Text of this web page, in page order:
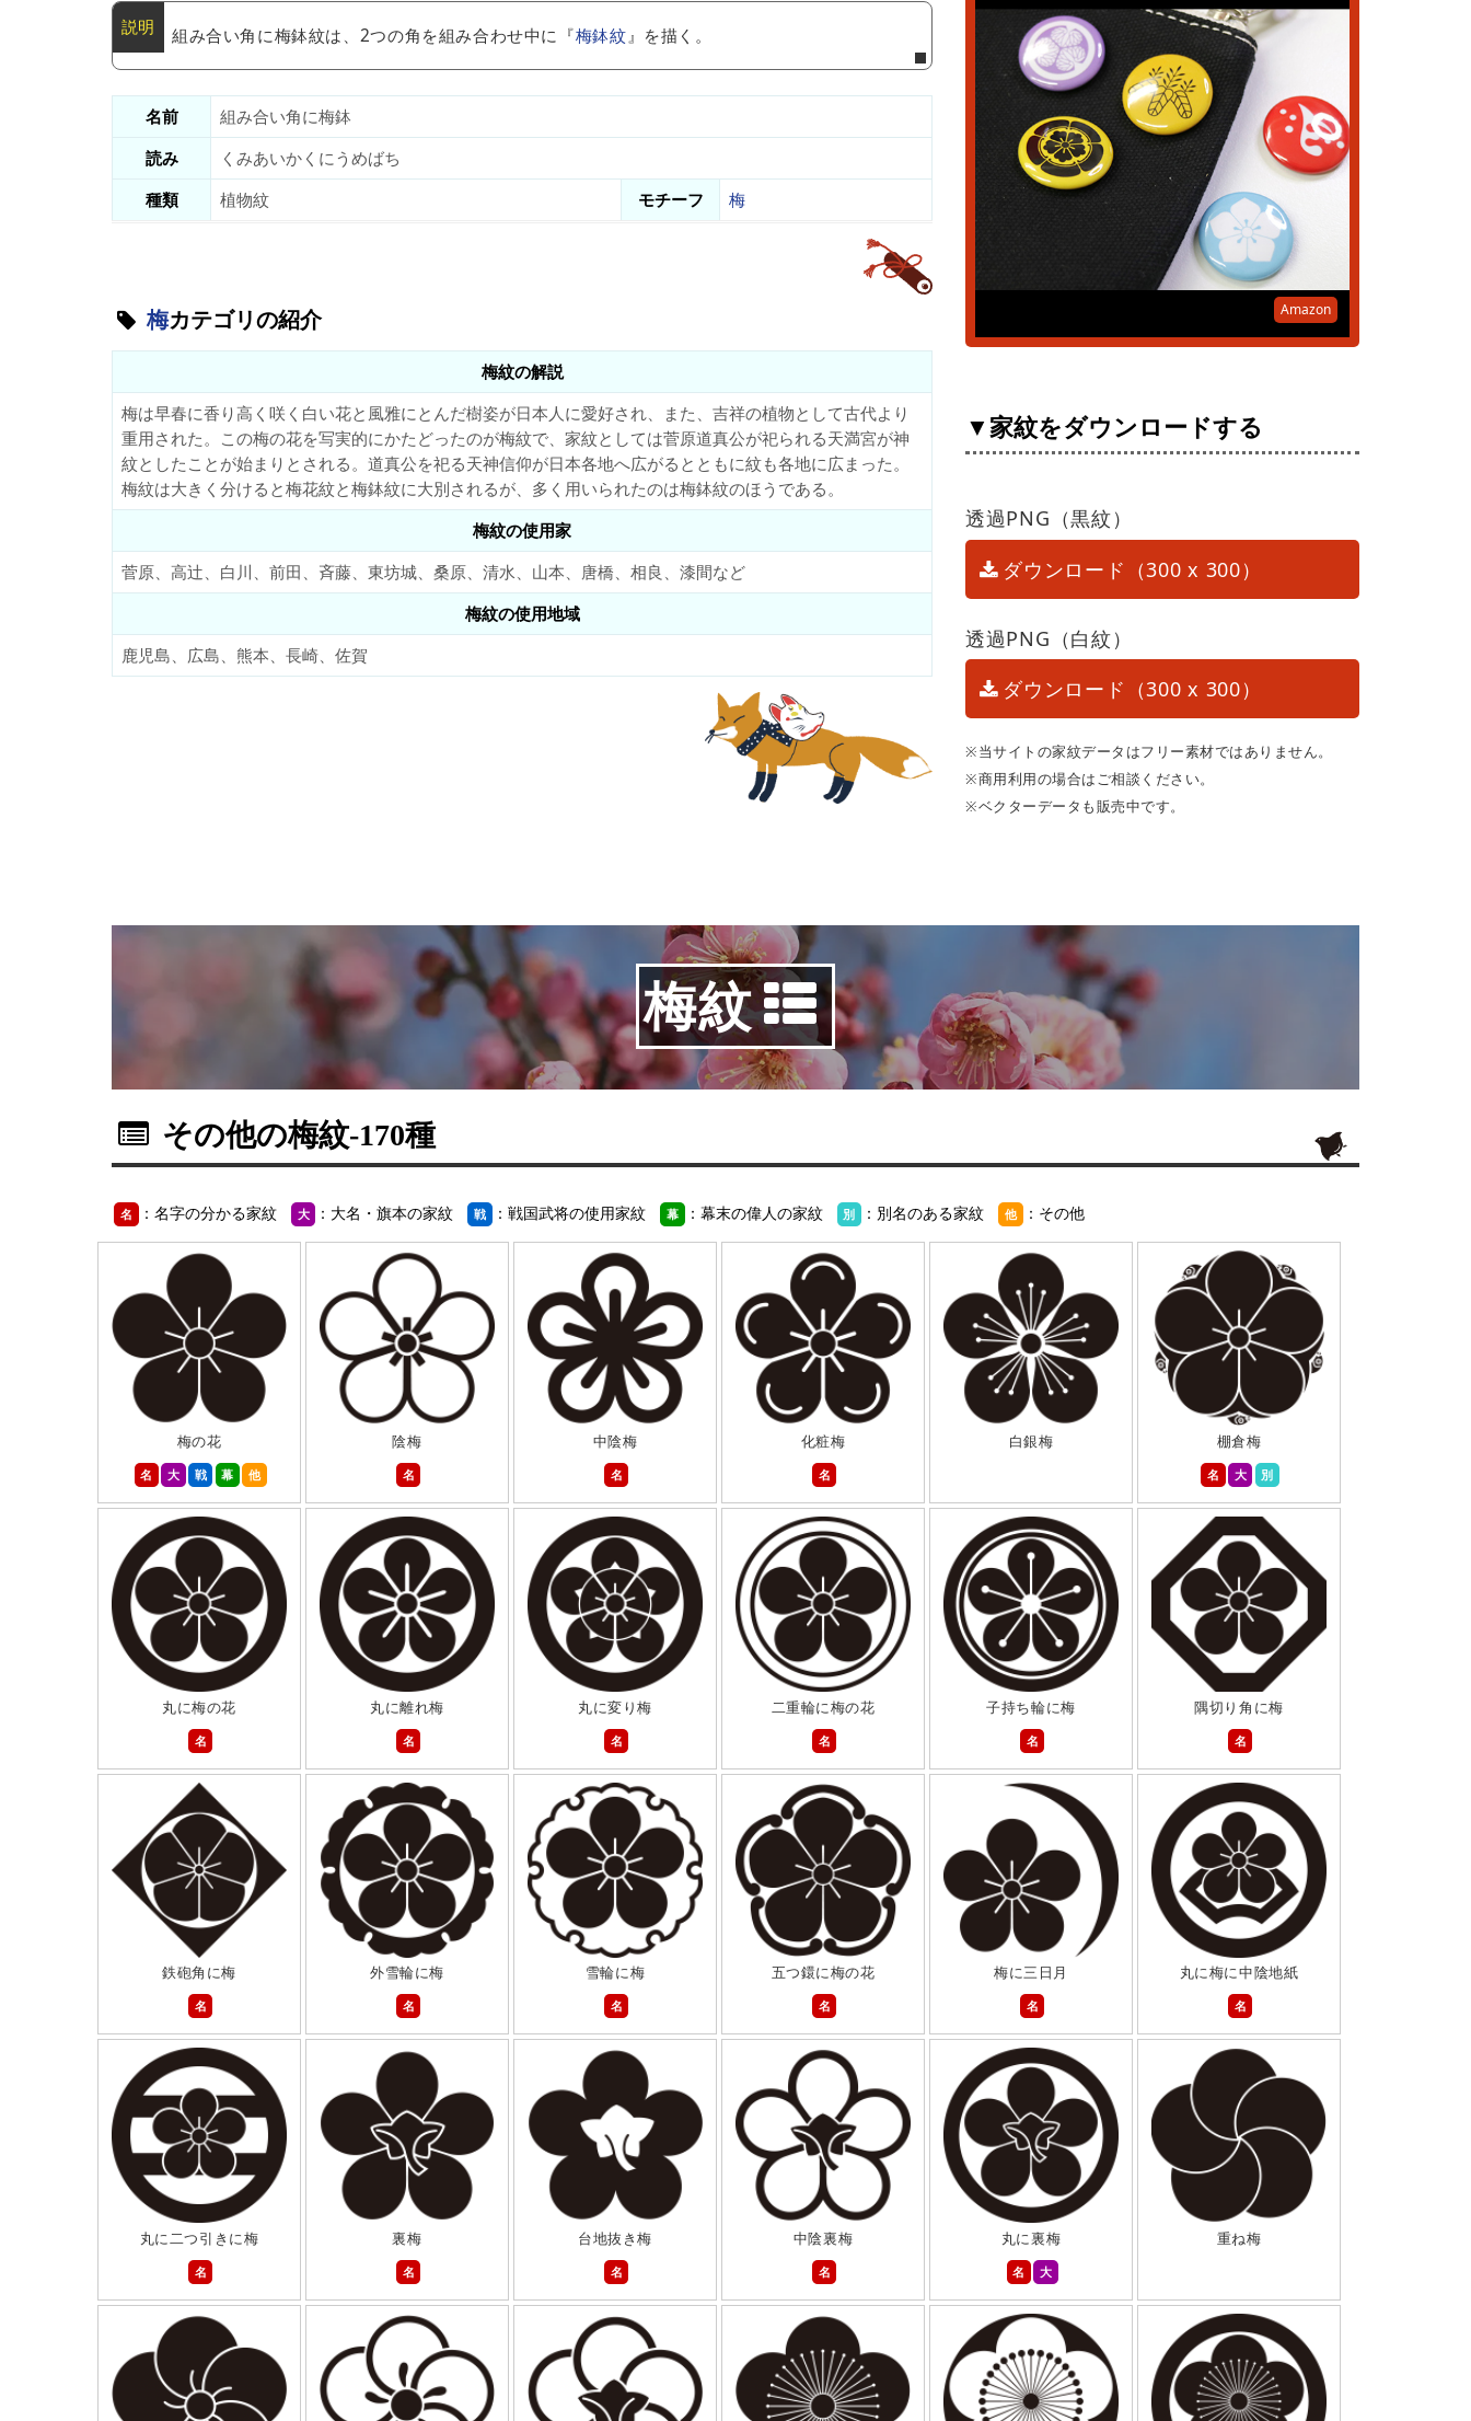
組み合い角に梅鉢紋は、2つの角を組み合わせ中に『梅鉢紋』を描く。
名前
組み合い角に梅鉢
読み
くみあいかくにうめばち
種類
植物紋 モチーフ 梅
梅カテゴリの紹介
梅紋の解説
梅は早春に香り高く咲く白い花と風雅にとんだ樹姿が日本人に愛好され、また、吉祥の植物として古代より
重用された。この梅の花を写実的にかたどったのが梅紋で、家紋としては菅原道真公が祀られる天満宮が神
紋としたことが始まりとされる。道真公を祀る天神信仰が日本各地へ広がるとともに紋も各地に広まった。
梅紋は大きく分けると梅花紋と梅鉢紋に大別されるが、多く用いられたのは梅鉢紋のほうである。
梅紋の使用家
菅原、高辻、白川、前田、斉藤、東坊城、桑原、清水、山本、唐橋、相良、漆間など
梅紋の使用地域
鹿児島、広島、熊本、長崎、佐賀
Amazon
▼家紋をダウンロードする
透過PNG（黒紋）
ダウンロード（300 x 300）
透過PNG（白紋）
ダウンロード（300 x 300）
※当サイトの家紋データはフリー素材ではありません。
※商用利用の場合はご相談ください。
※ベクターデータも販売中です。
梅紋
その他の梅紋-170種
名 ：名字の分かる家紋 大 ：大名・旗本の家紋 戦 ：戦国武将の使用家紋 幕 ：幕末の偉人の家紋 別 ：別名のある家紋 他 ：その他
梅の花
名
大 戦 幕 他
陰梅
名
中陰梅
名
化粧梅
名
白銀梅
棚倉梅
名
大 別
丸に梅の花
名
丸に離れ梅
名
丸に変り梅
名
二重輪に梅の花
名
子持ち輪に梅
名
隅切り角に梅
名
鉄砲角に梅
名
外雪輪に梅
名
雪輪に梅
名
五つ鐶に梅の花
名
梅に三日月
名
丸に梅に中陰地紙
名
丸に二つ引きに梅
名
裏梅
名
台地抜き梅
名
中陰裏梅
名
丸に裏梅
名
大
重ね梅